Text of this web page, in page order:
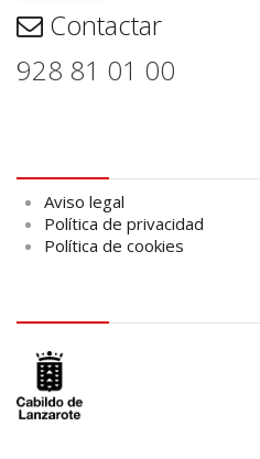
Contactar
928 81 01 00
Aviso legal
Política de privacidad
Política de cookies